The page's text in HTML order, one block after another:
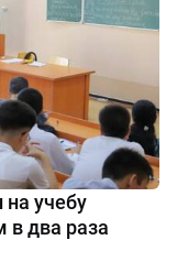
на учебу
в два раза